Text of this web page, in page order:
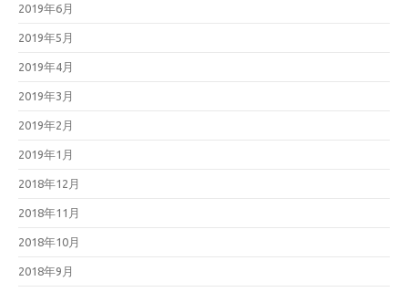
2019年6月
2019年5月
2019年4月
2019年3月
2019年2月
2019年1月
2018年12月
2018年11月
2018年10月
2018年9月